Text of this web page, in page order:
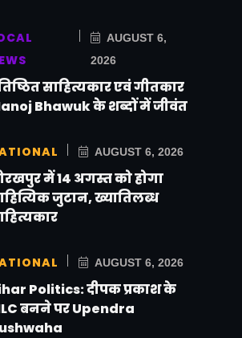
AUGUST 6,
2026
साहित्यकार एवं गीतकार
Bhawuk के शब्दों में जीवंत
AUGUST 6, 2026
में 14 अगस्त को होगा
जुटान, ख्यातिलब्ध
AUGUST 6, 2026
Politics: दीपक प्रकाश के
बनने पर Upendra